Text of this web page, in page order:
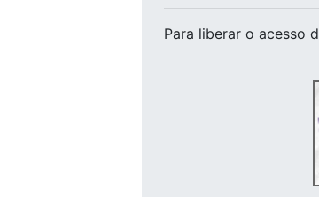
Para liberar o acesso